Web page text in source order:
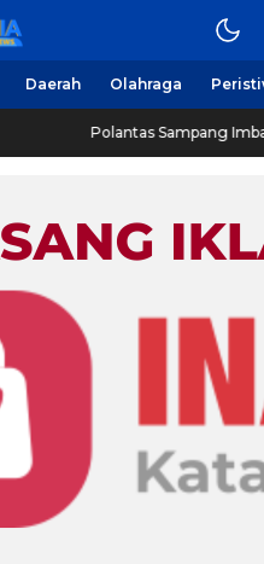
Daerah Olahraga
Polantas Sampang Imbau Latihan